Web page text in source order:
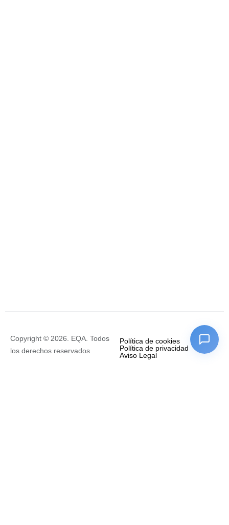
Copyright © 2026. EQA. Todos
los derechos reservados
Política de cookies
Política de privacidad
Aviso Legal